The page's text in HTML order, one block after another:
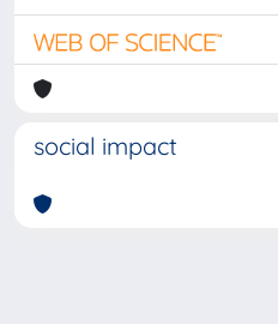
social impact